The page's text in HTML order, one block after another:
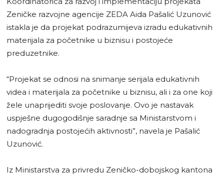
Zeničke razvojne agencije ZEDA Aida Pašalić Uzunović
istakla je da projekat podrazumijeva izradu edukativnih
materijala za početnike u biznisu i postojeće
preduzetnike.
“Projekat se odnosi na snimanje serijala edukativnih
videa i materijala za početnike u biznisu, ali i za one koji
žele unaprijediti svoje poslovanje. Ovo je nastavak
uspješne dugogodišnje saradnje sa Ministarstvom i
nadogradnja postojećih aktivnosti”, navela je Pašalić
Uzunović.
Iz Ministarstva za privredu Zeničko-dobojskog kantona